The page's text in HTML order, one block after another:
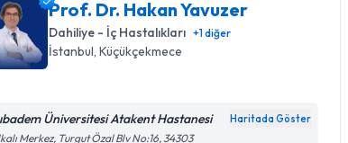
Prof. Dr. Hakan Yavuzer
Dahiliye - İç Hastalıkları +1diğer
İstanbul,Küçükçekmece
Üniversitesi Atakent Hastanesi Haritada Göster